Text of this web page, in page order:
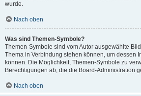
wurde.
Nach oben
Was sind Themen-Symbole?
Themen-Symbole sind vom Autor ausgewählte
Thema in Verbindung stehen können, um dessen
können. Die Möglichkeit, Themen-Symbole zu
Berechtigungen ab, die die Board-Administration
Nach oben